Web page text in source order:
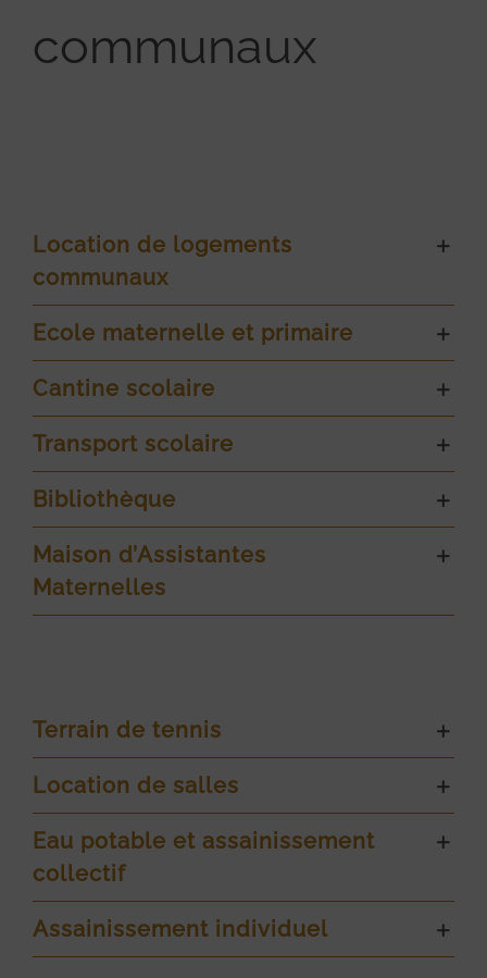
communaux
Location de logements
communaux
Ecole maternelle et primaire
Cantine scolaire
Transport scolaire
Bibliothèque
Maison d’Assistantes
Maternelles
Terrain de tennis
Location de salles
Eau potable et assainissement
collectif
Assainissement individuel